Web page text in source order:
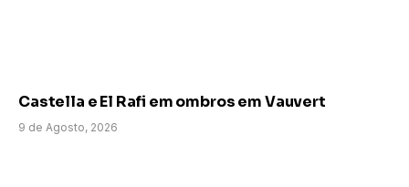
Castella e El Rafi em ombros em Vauvert
9 de Agosto, 2026